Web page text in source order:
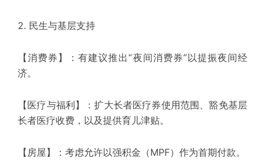
2. 民生与基层支持
【消费券】：有建议推出“夜间消费券”以提振夜间经
济。
【医疗与福利】：扩大长者医疗券使用范围、豁免基层
长者医疗收费，以及提供育儿津贴。
【房屋】：考虑允许以强积金（MPF）作为首期付款。